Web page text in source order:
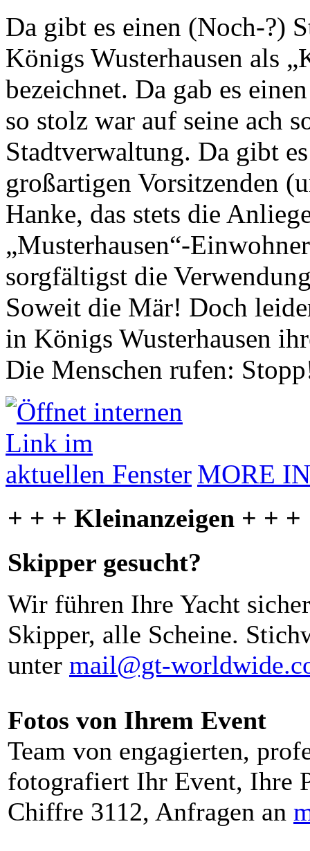
Da gibt es einen (Noch-?)
Königs Wusterhausen als
bezeichnet. Da gab es
so stolz war auf seine ach
Stadtverwaltung. Da gibt
großartigen Vorsitzenden
Hanke, das stets die
„Musterhausen“-
sorgfältigst die
Soweit die Mär! Doch
in Königs Wusterhausen
Die Menschen rufen:
MORE
+ + + Kleinanzeigen + + +
Skipper gesucht?
Wir führen Ihre Yacht
Skipper, alle Scheine.
unter mail@gt-
Fotos von Ihrem Event
Team von engagierten,
fotografiert Ihr Event, Ihre
Chiffre 3112, Anfragen an